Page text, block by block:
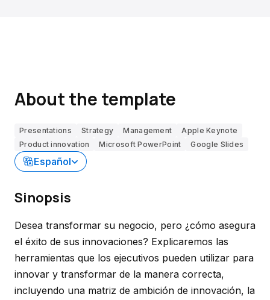
About the template
Presentations Strategy Management
Apple Keynote
Product innovation
Microsoft PowerPoint Google Slides
Español
Sinopsis
Desea transformar su negocio, pero ¿cómo asegura
el éxito de sus innovaciones? Explicaremos las
herramientas que los ejecutivos pueden utilizar para
innovar y transformar de la manera correcta,
incluyendo una matriz de ambición de innovación, la